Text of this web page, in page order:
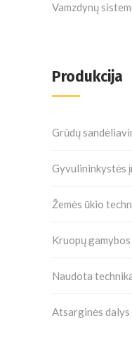
Vamzdynų
Produkcija
Grūdų
Gyvulininkystės
Žemės ūkio
Kruopų
Naudota
Atsarginės dalys